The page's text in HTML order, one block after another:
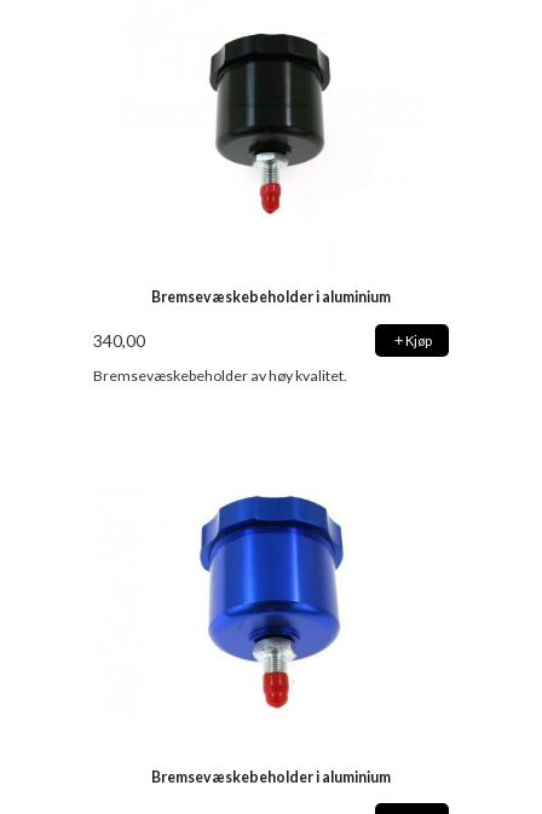
Bremsevæskebeholder i aluminium
340,00 Kjøp
Bremsevæskebeholder av høy kvalitet.
Bremsevæskebeholder i aluminium